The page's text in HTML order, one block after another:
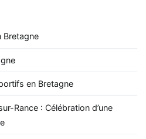
Bretagne
en Bretagne
Rance : Célébration d’une